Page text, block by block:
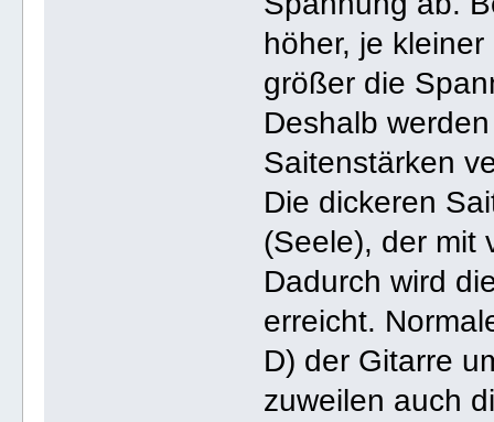
höher, je
größer die
Deshalb
Saitenstärken
Die dickeren
(Seele), der mit
Dadurch wird
erreicht.
D) der Gitarre
zuweilen auch